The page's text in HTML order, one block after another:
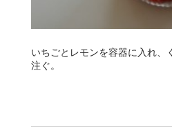
いちごとレモンを容器に入れ、
注ぐ。